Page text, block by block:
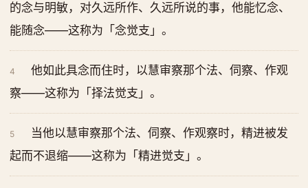
的念与明敏，对久远所作、久远所说的事，他能忆念、
能随念——这称为「念觉支」。
4
他如此具念而住时，以慧审察那个法、伺察、作观
察——这称为「择法觉支」。
5
当他以慧审察那个法、伺察、作观察时，精进被发
起而不退缩——这称为「精进觉支」。